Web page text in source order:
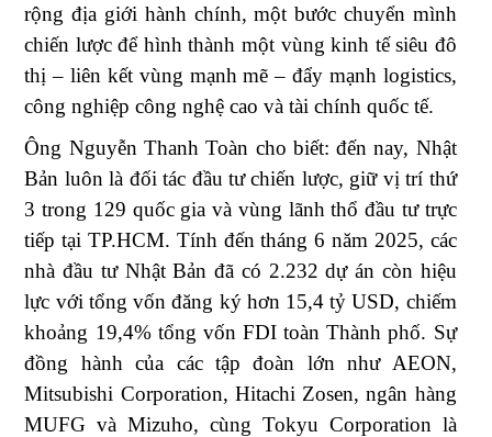
rộng địa giới hành chính, một bước chuyển mình
chiến lược để hình thành một vùng kinh tế siêu đô
thị – liên kết vùng mạnh mẽ – đẩy mạnh logistics,
công nghiệp công nghệ cao và tài chính quốc tế.
Ông Nguyễn Thanh Toàn cho biết: đến nay, Nhật
Bản luôn là đối tác đầu tư chiến lược, giữ vị trí thứ
3 trong 129 quốc gia và vùng lãnh thổ đầu tư trực
tiếp tại TP.HCM. Tính đến tháng 6 năm 2025, các
nhà đầu tư Nhật Bản đã có 2.232 dự án còn hiệu
lực với tổng vốn đăng ký hơn 15,4 tỷ USD, chiếm
khoảng 19,4% tổng vốn FDI toàn Thành phố. Sự
đồng hành của các tập đoàn lớn như AEON,
Mitsubishi Corporation, Hitachi Zosen, ngân hàng
MUFG và Mizuho, cùng Tokyu Corporation là